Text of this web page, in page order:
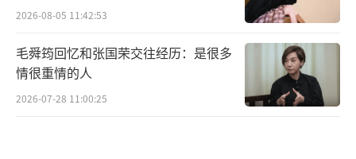
2026-08-05 11:42:53
毛舜筠回忆和张国荣交往经历：是很多
情很重情的人
2026-07-28 11:00:25